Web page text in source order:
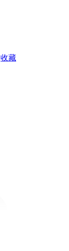
收藏